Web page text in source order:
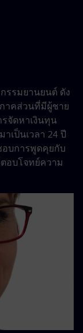
รรมยานยนต์ ดัง
าคส่วนที่มีผู้ชาย
จัดหาเงินทุน
เป็นเวลา 24 ปี
บการพูดคุยกับ
อบโจทย์ความ